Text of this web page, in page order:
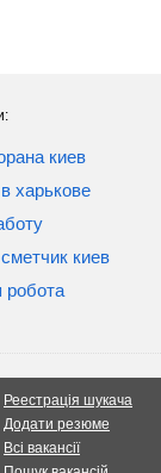
киев
харькове
киев
робота
Реестрація шукача
Додати резюме
Всі вакансії